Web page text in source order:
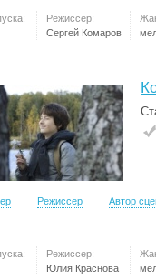
Режиссер:
Сергей Комаров
Режиссер Автор
Режиссер:
Юлия Краснова